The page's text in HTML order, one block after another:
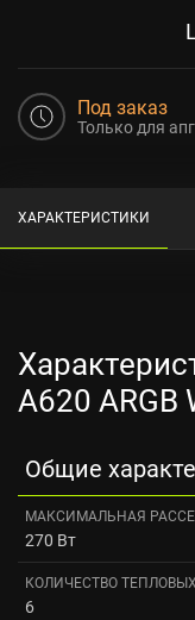
Под заказ
Только для
ХАРАКТЕРИСТИКИ
A620 ARGB
Общие
МАКСИМАЛЬНАЯ
270 Вт
КОЛИЧЕСТВО
6